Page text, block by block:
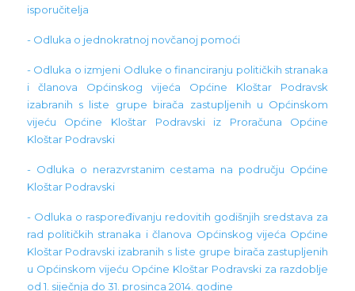
isporučitelja
- Odluka o jednokratnoj novčanoj pomoći
- Odluka o izmjeni Odluke o financiranju političkih stranaka
i članova Općinskog vijeća Općine Kloštar Podravsk
izabranih s liste grupe birača zastupljenih u Općinskom
vijeću Općine Kloštar Podravski iz Proračuna Općine
Kloštar Podravski
- Odluka o nerazvrstanim cestama na području Općine
Kloštar Podravski
- Odluka o raspoređivanju redovitih godišnjih sredstava za
rad političkih stranaka i članova Općinskog vijeća Općine
Kloštar Podravski izabranih s liste grupe birača zastupljenih
u Općinskom vijeću Općine Kloštar Podravski za razdoblje
od 1. siječnja do 31. prosinca 2014. godine